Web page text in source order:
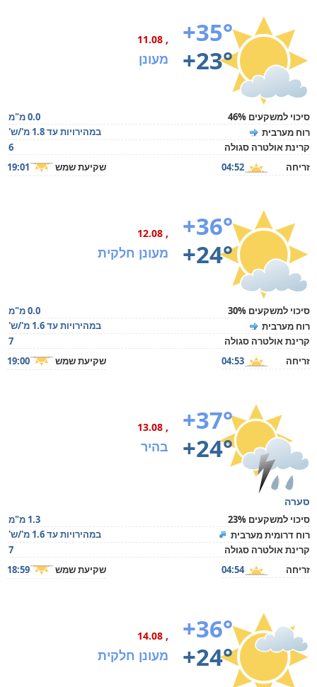
+35°
+23°
, 11.08
מעונן
סיכוי למשקעים 46%
0.0 מ"מ
רוח מערבית
במהירויות עד 1.8 מ'/ש'
קרינת אולטרה סגולה
6
זריחה
04:52 שקיעת שמש 19:01
+36°
+24°
, 12.08
מעונן חלקית
סיכוי למשקעים 30%
0.0 מ"מ
רוח מערבית
במהירויות עד 1.6 מ'/ש'
קרינת אולטרה סגולה
7
זריחה
04:53 שקיעת שמש 19:00
+37°
+24°
, 13.08
בהיר
סערה
סיכוי למשקעים 23%
1.3 מ"מ
רוח דרומית מערבית
במהירויות עד 1.6 מ'/ש'
קרינת אולטרה סגולה
7
זריחה
04:54 שקיעת שמש 18:59
+36°
+24°
, 14.08
מעונן חלקית